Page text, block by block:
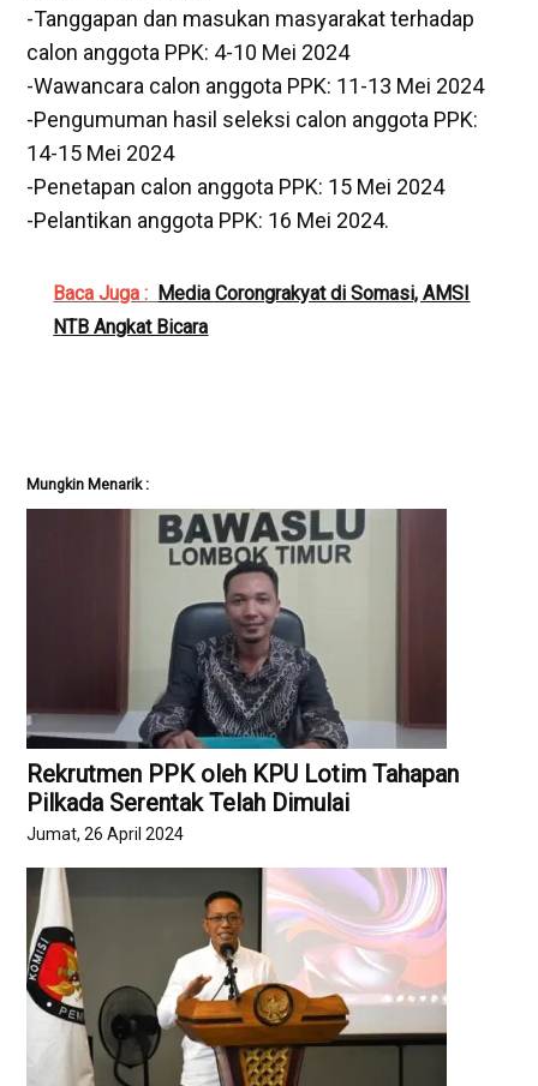
-Tanggapan dan masukan masyarakat terhadap
calon anggota PPK: 4-10 Mei 2024
-Wawancara calon anggota PPK: 11-13 Mei 2024
-Pengumuman hasil seleksi calon anggota PPK:
14-15 Mei 2024
-Penetapan calon anggota PPK: 15 Mei 2024
-Pelantikan anggota PPK: 16 Mei 2024.
Baca Juga : Media Corongrakyat di Somasi, AMSI
NTB Angkat Bicara
Mungkin Menarik :
Rekrutmen PPK oleh KPU Lotim Tahapan
Pilkada Serentak Telah Dimulai
Jumat, 26 April 2024